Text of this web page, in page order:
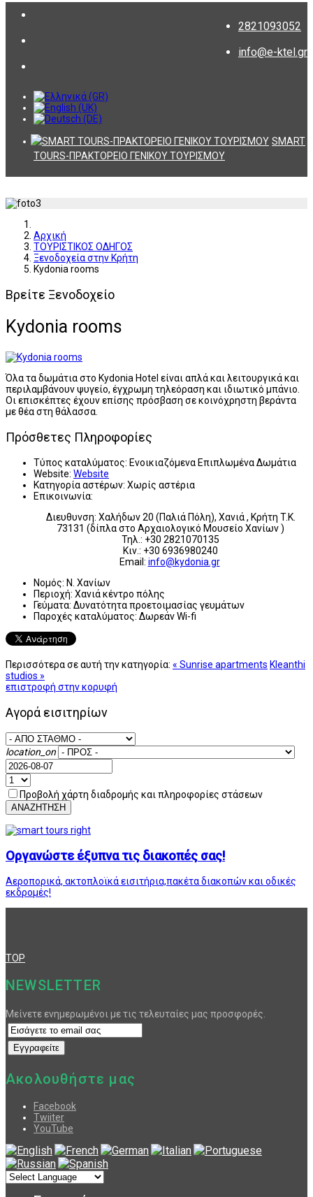
2821093052
info@e-ktel.gr
SMART
TOURS-ΠΡΑΚΤΟΡΕΙΟ ΓΕΝΙΚΟΥ ΤΟΥΡΙΣΜΟΥ
Αρχική
ΤΟΥΡΙΣΤΙΚΟΣ ΟΔΗΓΟΣ
Ξενοδοχεία στην Κρήτη
Kydonia rooms
Βρείτε Ξενοδοχείο
Kydonia rooms
Όλα τα δωμάτια στο Kydonia Hotel είναι απλά και λειτουργικά και
περιλαμβάνουν ψυγείο, έγχρωμη τηλεόραση και ιδιωτικό μπάνιο.
Οι επισκέπτες έχουν επίσης πρόσβαση σε κοινόχρηστη βεράντα
με θέα στη θάλασσα.
Πρόσθετες Πληροφορίες
Τύπος καταλύματος: Ενοικιαζόμενα Επιπλωμένα Δωμάτια
Website: Website
Κατηγορία αστέρων: Χωρίς αστέρια
Επικοινωνία:
Διευθυνση: Χαλήδων 20 (Παλιά Πόλη), Χανιά , Κρήτη T.K.
73131 (δίπλα στο Αρχαιολογικό Μουσείο Χανίων )
Τηλ.: +30 2821070135
Κιν.: +30 6936980240
Email: info@kydonia.gr
Νομός: Ν. Χανίων
Περιοχή: Χανιά κέντρο πόλης
Γεύματα: Δυνατότητα προετοιμασίας γευμάτων
Παροχές καταλύματος: Δωρεάν Wi-fi
Περισσότερα σε αυτή την κατηγορία: « Sunrise apartments Kleanthi
studios »
επιστροφή στην κορυφή
Αγορά εισιτηρίων
location_on
Προβολή χάρτη διαδρομής και πληροφορίες στάσεων
ΑΝΑΖΗΤΗΣΗ
Οργανώστε έξυπνα τις διακοπές σας!
Αεροπορικά, ακτοπλοϊκά εισιτήρια,πακέτα διακοπών και οδικές
εκδρομές!
TOP
NEWSLETTER
Μείνετε ενημερωμένοι με τις τελευταίες μας προσφορές.
Ακολουθήστε μας
Facebook
Twiiter
YouTube